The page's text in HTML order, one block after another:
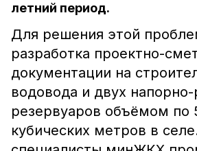
летний период.
Для решения этой
разработка проектно-
документации на
водовода и двух
резервуаров объёмом по
кубических метров в